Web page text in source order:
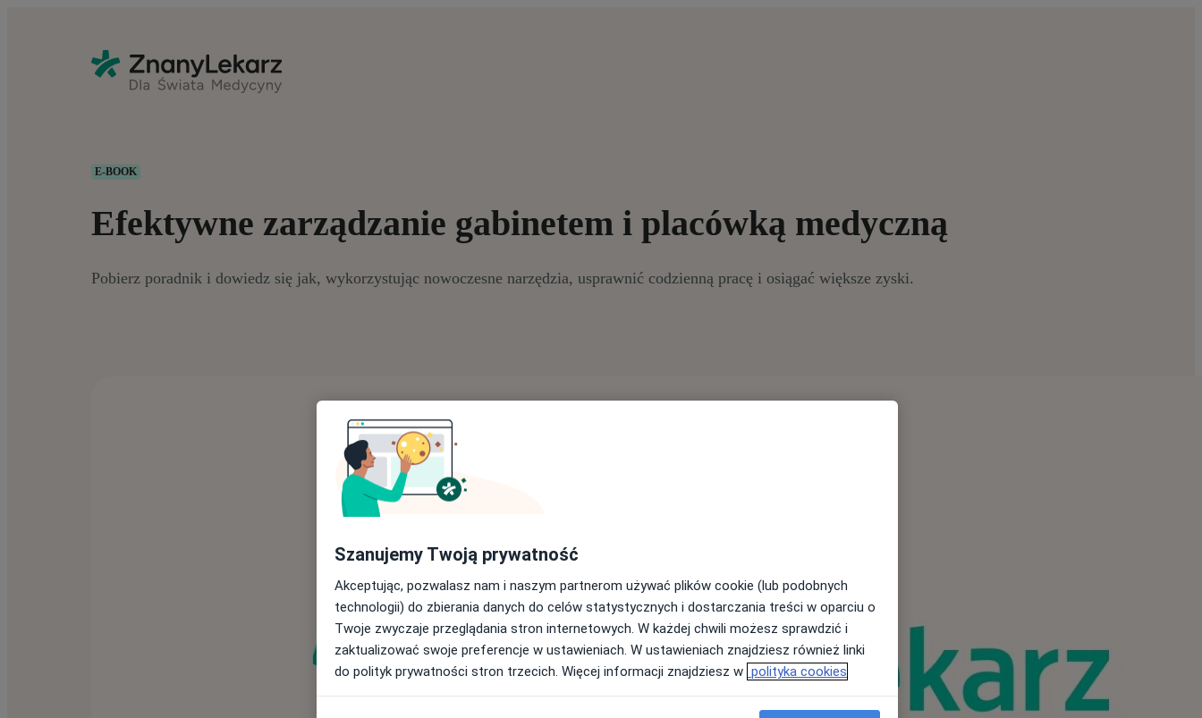
E-BOOK
Efektywne zarządzanie gabinetem i placówką medyczną
Pobierz poradnik i dowiedz się jak, wykorzystując nowoczesne narzędzia, usprawnić codzienną pracę i osiągać większe zyski.
Szanujemy Twoją prywatność
Akceptując, pozwalasz nam i naszym partnerom używać plików cookie (lub podobnych
technologii) do zbierania danych do celów statystycznych i dostarczania treści w oparciu o
Twoje zwyczaje przeglądania stron internetowych. W każdej chwili możesz sprawdzić i
zaktualizować swoje preferencje w ustawieniach. W ustawieniach znajdziesz również linki
do polityk prywatności stron trzecich. Więcej informacji znajdziesz w polityka cookies